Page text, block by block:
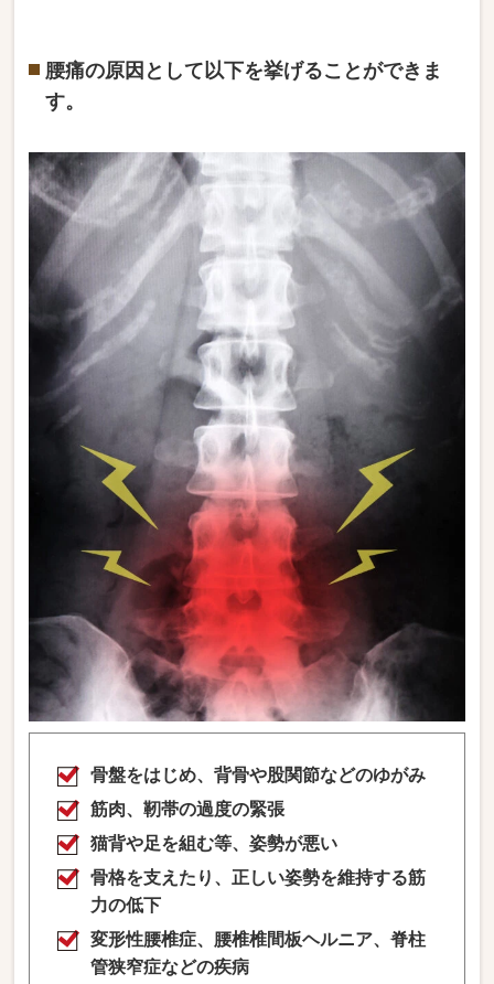
腰痛の原因として以下を挙げることができま
す。
骨盤をはじめ、背骨や股関節などのゆがみ
筋肉、靭帯の過度の緊張
猫背や足を組む等、姿勢が悪い
骨格を支えたり、正しい姿勢を維持する筋
力の低下
変形性腰椎症、腰椎椎間板ヘルニア、脊柱
管狭窄症などの疾病